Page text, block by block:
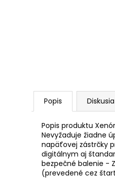
Popis Diskusia
Popis produktu
Nevyžaduje žiadne
napäťovej zástrčky
digitálnym aj
bezpečné balenie -
(prevedené cez